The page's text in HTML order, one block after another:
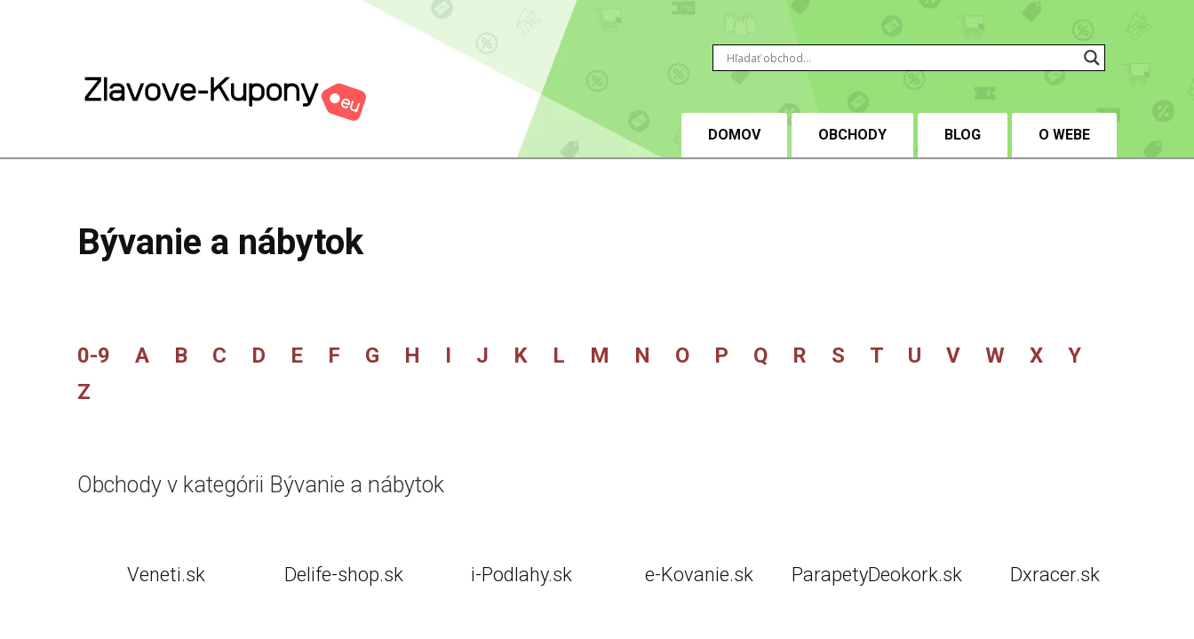
DOMOV OBCHODY BLOG O WEBE
Bývanie a nábytok
0-9 A B C D E F G H I J K L M N O P Q R S T U V W X
Y
Z
Obchody v kategórii Bývanie a nábytok
Veneti.sk Delife-shop.sk i-Podlahy.sk e-Kovanie.sk ParapetyDeokork.sk Dxracer.sk